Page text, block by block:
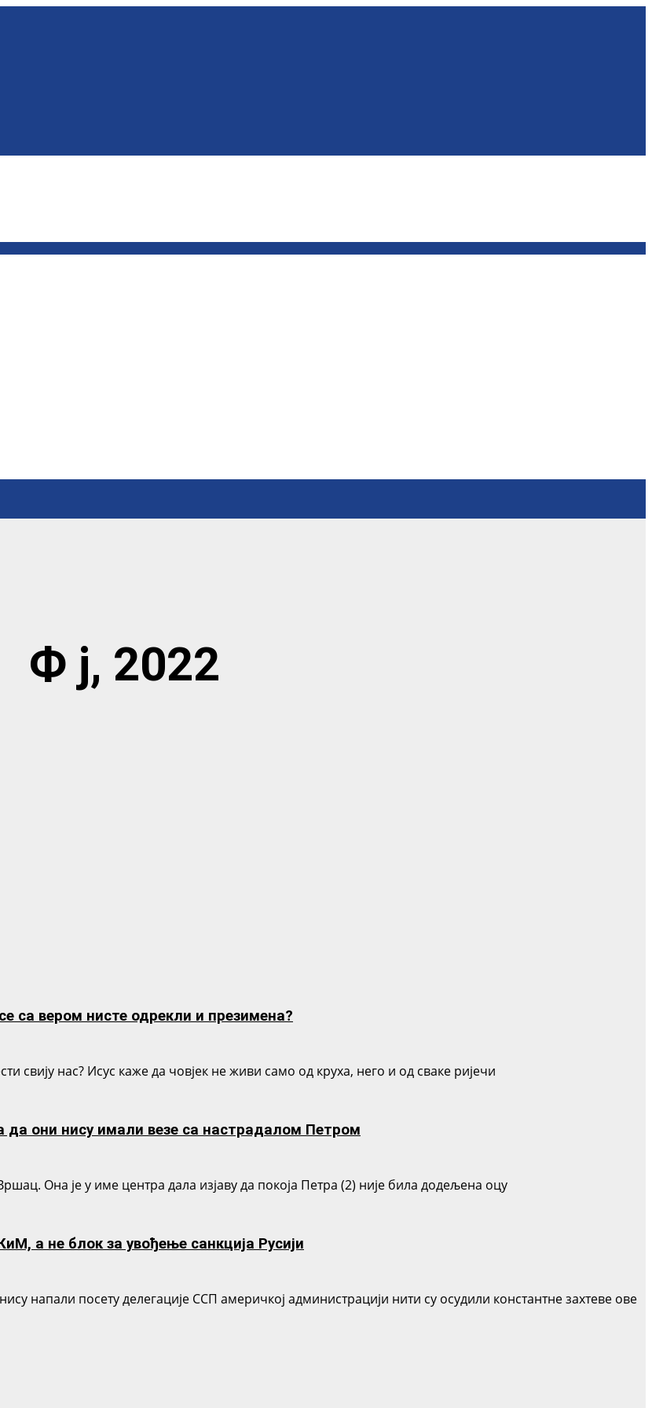
Ф ј, 2022
са вером нисте одрекли и презимена?
свију нас? Исус каже да човјек не живи само од круха, него и од сваке ријечи
да они нису имали везе са настрадалом Петром
Она је у име центра дала изјаву да покоја Петра (2) није била додељена оцу
а не блок за увођење санкција Русији
напали посету делегације ССП америчкој администрацији нити су осудили константне захтеве ове